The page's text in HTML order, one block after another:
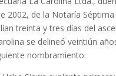
2002, de la Notaría Séptima
treinta y tres días del
se delineó veintiún
nombramiento: